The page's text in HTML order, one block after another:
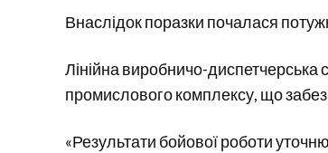
Внаслідок поразки почалася
Лінійна виробничо-диспетчерська
промислового комплексу, що
«Результати бойової роботи